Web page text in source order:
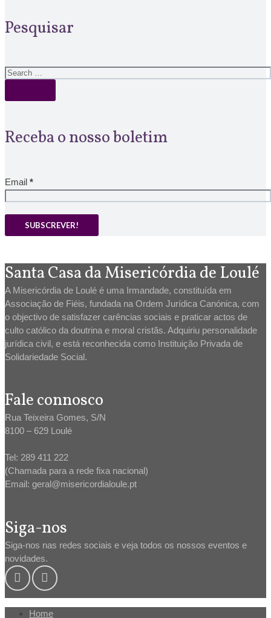
Pesquisar
Receba o nosso boletim
Email *
Santa Casa da Misericórdia de Loulé
A Misericórdia de Loulé é uma Irmandade, constituída em
Associação de Fiéis, fundada na Ordem Jurídica Canónica, com
o objectivo de satisfazer carências sociais e praticar actos de
culto católico da doutrina e moral cristãs. Adquiriu personalidade
jurídica civil, e está reconhecida como Instituição Privada de
Solidariedade Social.
Fale connosco
Rua Teixeira Gomes, S/N
8100 – 629 Loulé
Tel: 289 411 222
(Chamada para a rede fixa nacional)
Email: geral@misericordialoule.pt
Siga-nos
Siga-nos nas redes sociais e veja todos os nossos eventos e
novidades.
Home